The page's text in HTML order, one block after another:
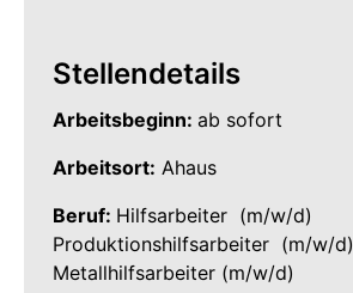
Stellendetails
Arbeitsbeginn: ab sofort
Arbeitsort: Ahaus
Beruf: Hilfsarbeiter (m/w/d)
Produktionshilfsarbeiter (m/w/d)
Metallhilfsarbeiter (m/w/d)